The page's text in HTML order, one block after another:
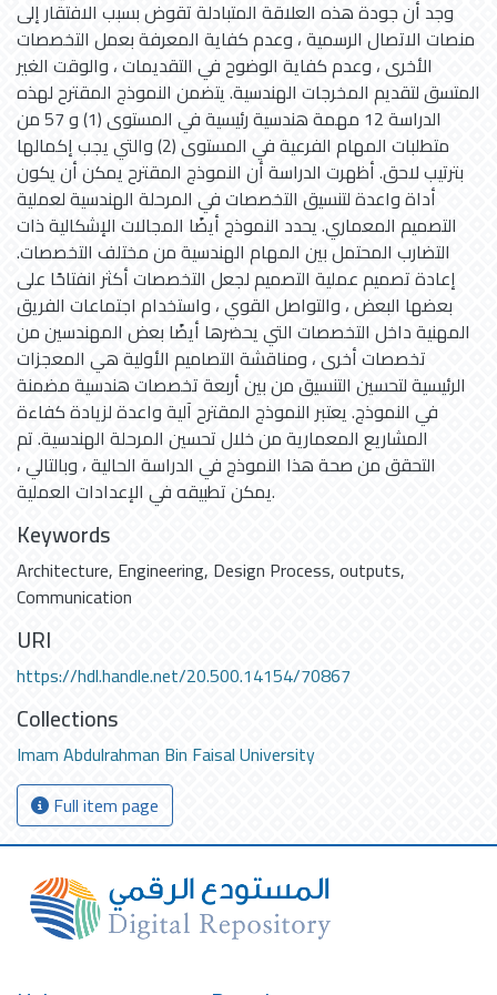
وجد أن جودة هذه العلاقة المتبادلة تقوض بسبب الافتقار إلى
منصات الاتصال الرسمية ، وعدم كفاية المعرفة بعمل التخصصات
الأخرى ، وعدم كفاية الوضوح في التقديمات ، والوقت الغير
المتسق لتقديم المخرجات الهندسية. يتضمن النموذج المقترح لهذه
الدراسة 12 مهمة هندسية رئيسية في المستوى (1) و 57 من
متطلبات المهام الفرعية في المستوى (2) والتي يجب إكمالها
بترتيب لاحق. أظهرت الدراسة أن النموذج المقترح يمكن أن يكون
أداة واعدة لتنسيق التخصصات في المرحلة الهندسية لعملية
التصميم المعماري. يحدد النموذج أيضًا المجالات الإشكالية ذات
التضارب المحتمل بين المهام الهندسية من مختلف التخصصات.
إعادة تصميم عملية التصميم لجعل التخصصات أكثر انفتاحًا على
بعضها البعض ، والتواصل القوي ، واستخدام اجتماعات الفريق
المهنية داخل التخصصات التي يحضرها أيضًا بعض المهندسين من
تخصصات أخرى ، ومناقشة التصاميم الأولية هي المعجزات
الرئيسية لتحسين التنسيق من بين أربعة تخصصات هندسية مضمنة
في النموذج. يعتبر النموذج المقترح آلية واعدة لزيادة كفاءة
المشاريع المعمارية من خلال تحسين المرحلة الهندسية. تم
التحقق من صحة هذا النموذج في الدراسة الحالية ، وبالتالي ،
يمكن تطبيقه في الإعدادات العملية.
Keywords
Architecture, Engineering, Design Process,outputs,
Communication
URI
https://hdl.handle.net/20.500.14154/70867
Collections
Imam Abdulrahman Bin Faisal University
Full item page